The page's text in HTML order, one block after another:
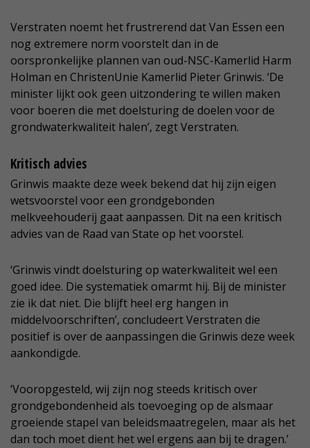
Verstraten noemt het frustrerend dat Van Essen een
nog extremere norm voorstelt dan in de
oorspronkelijke plannen van oud-NSC-Kamerlid Harm
Holman en ChristenUnie Kamerlid Pieter Grinwis. ‘De
minister lijkt ook geen uitzondering te willen maken
voor boeren die met doelsturing de doelen voor de
grondwaterkwaliteit halen’, zegt Verstraten.
Kritisch advies
Grinwis maakte deze week bekend dat hij zijn eigen
wetsvoorstel voor een grondgebonden
melkveehouderij gaat aanpassen. Dit na een kritisch
advies van de Raad van State op het voorstel.
‘Grinwis vindt doelsturing op waterkwaliteit wel een
goed idee. Die systematiek omarmt hij. Bij de minister
zie ik dat niet. Die blijft heel erg hangen in
middelvoorschriften’, concludeert Verstraten die
positief is over de aanpassingen die Grinwis deze week
aankondigde.
‘Vooropgesteld, wij zijn nog steeds kritisch over
grondgebondenheid als toevoeging op de alsmaar
groeiende stapel van beleidsmaatregelen, maar als het
dan toch moet dient het wel ergens aan bij te dragen.’